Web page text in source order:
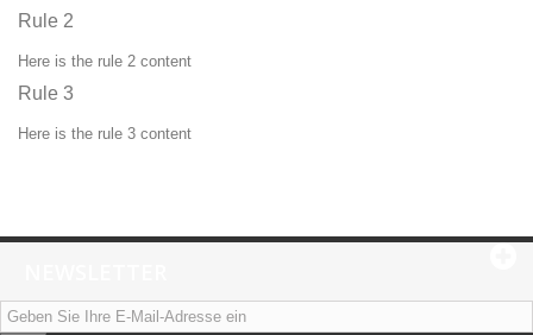
Rule 2
Here is the rule 2 content
Rule 3
Here is the rule 3 content